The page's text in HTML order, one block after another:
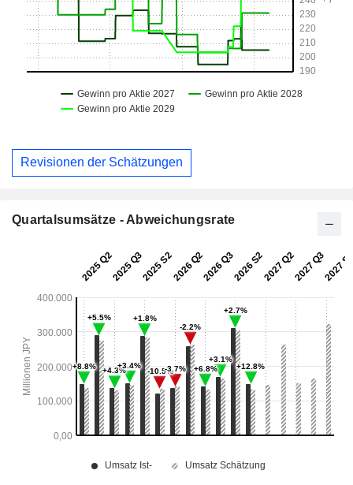
Revisionen der Schätzungen
Quartalsumsätze - Abweichungsrate